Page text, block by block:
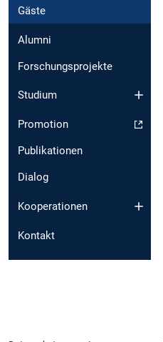
Gäste
Alumni
Forschungsprojekte
Studium
Promotion
Publikationen
Dialog
Kooperationen
Kontakt